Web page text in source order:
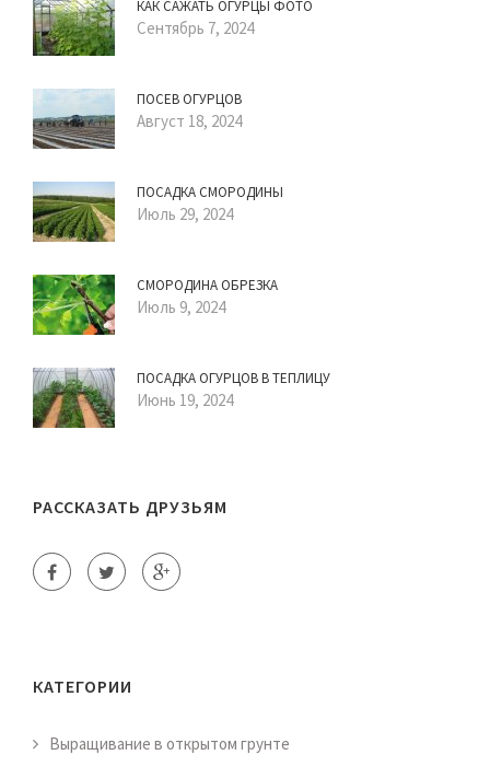
КАК САЖАТЬ ОГУРЦЫ ФОТО
Сентябрь 7, 2024
ПОСЕВ ОГУРЦОВ
Август 18, 2024
ПОСАДКА СМОРОДИНЫ
Июль 29, 2024
СМОРОДИНА ОБРЕЗКА
Июль 9, 2024
ПОСАДКА ОГУРЦОВ В ТЕПЛИЦУ
Июнь 19, 2024
РАССКАЗАТЬ ДРУЗЬЯМ
КАТЕГОРИИ
Выращивание в открытом грунте